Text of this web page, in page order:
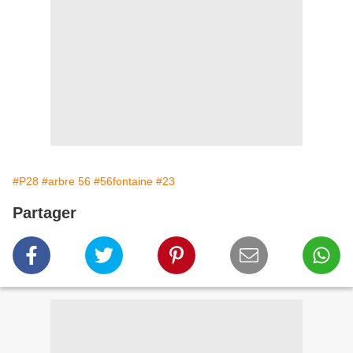
#P28 #arbre 56 #56fontaine #23
Partager